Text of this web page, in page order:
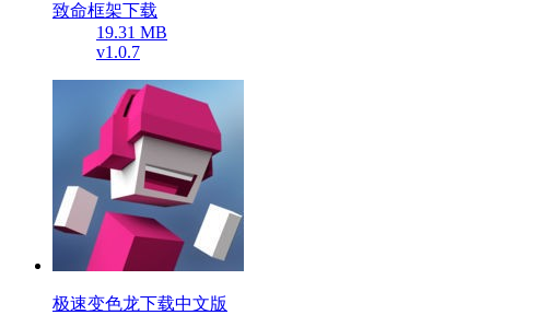
致命框架下载
19.31 MB
v1.0.7
极速变色龙下载中文版